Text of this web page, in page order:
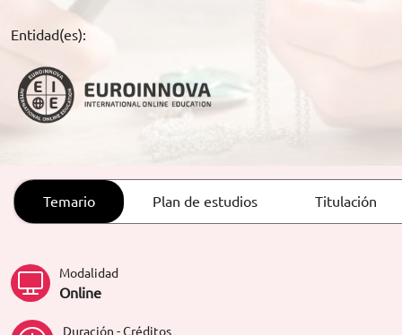
BECAS Y FINANCIACIÓN
RECURSOS EDUCATIVOS
ARTÍCULOS
TRABAJA CON NOSOTROS
Entidad(es):
Temario Plan de estudios Titulación
Modalidad
Online
Duración - Créditos